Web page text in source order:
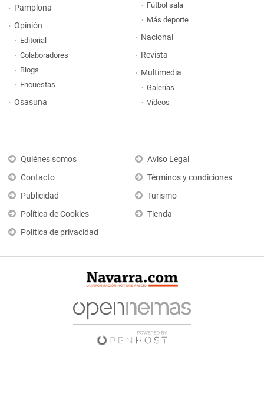
Pamplona
Opinión
Editorial
Colaboradores
Blogs
Encuestas
Osasuna
Fútbol sala
Más deporte
Nacional
Revista
Multimedia
Galerías
Vídeos
Quiénes somos
Contacto
Publicidad
Política de Cookies
Política de privacidad
Aviso Legal
Términos y condiciones
Turismo
Tienda